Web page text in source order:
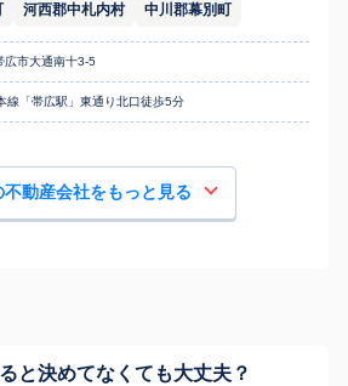
河西郡中札内村 中川郡幕別町
広市大通南十3-5
線「帯広駅」東通り北口徒歩5分
不動産会社をもっと見る
と決めてなくても大丈夫？